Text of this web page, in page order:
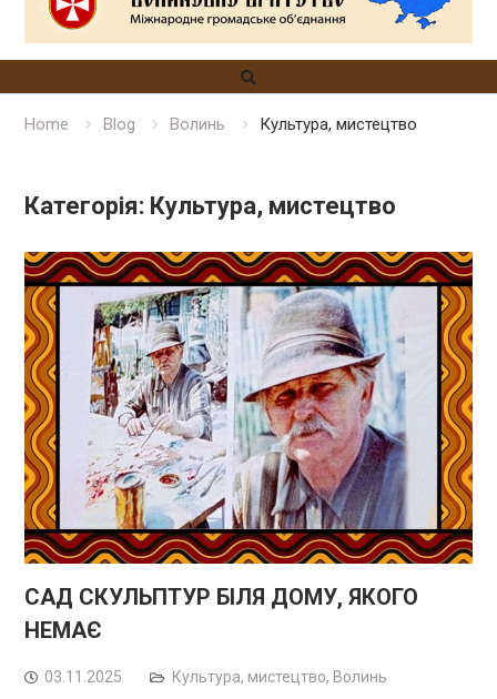
Home Blog Волинь Культура, мистецтво
Категорія: Культура, мистецтво
САД СКУЛЬПТУР БІЛЯ ДОМУ, ЯКОГО
НЕМАЄ
03.11.2025 Культура, мистецтво, Волинь